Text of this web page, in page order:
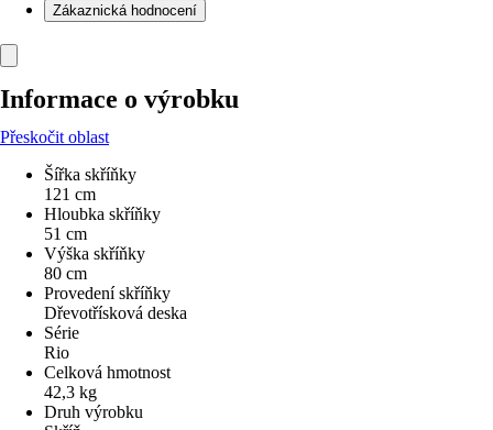
Zákaznická hodnocení
Informace o výrobku
Přeskočit oblast
Šířka skříňky
121 cm
Hloubka skříňky
51 cm
Výška skříňky
80 cm
Provedení skříňky
Dřevotřísková deska
Série
Rio
Celková hmotnost
42,3 kg
Druh výrobku